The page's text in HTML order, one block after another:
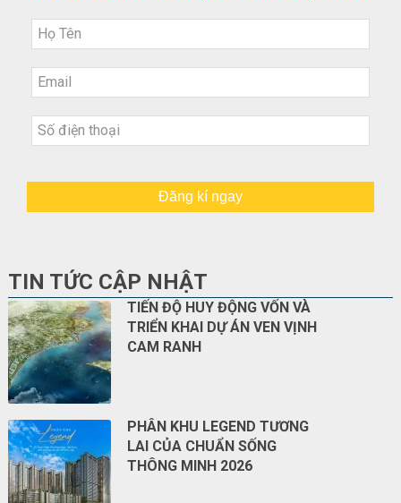
Đăng kí ngay
TIN TỨC CẬP NHẬT
TIẾN ĐỘ HUY ĐỘNG VỐN VÀ
TRIỂN KHAI DỰ ÁN VEN VỊNH
CAM RANH
PHÂN KHU LEGEND TƯƠNG
LAI CỦA CHUẨN SỐNG
THÔNG MINH 2026